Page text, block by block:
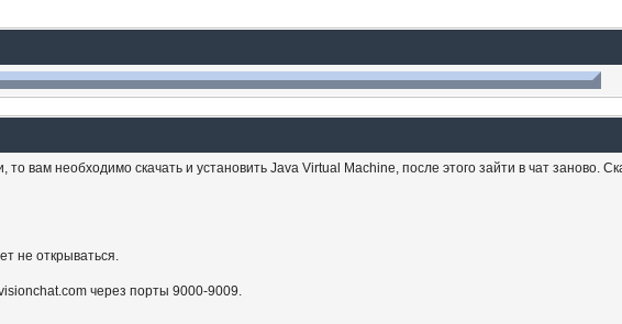
вам необходимо скачать и установить Java Virtual Machine, после этого зайти в чат заново.
не открываться.
через порты 9000-9009.